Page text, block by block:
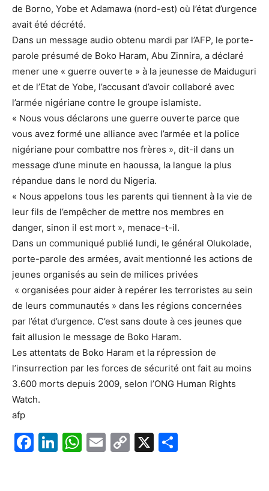
de Borno, Yobe et Adamawa (nord-est) où l’état d’urgence
avait été décrété.
Dans un message audio obtenu mardi par l’AFP, le porte-
parole présumé de Boko Haram, Abu Zinnira, a déclaré
mener une « guerre ouverte » à la jeunesse de Maiduguri
et de l’Etat de Yobe, l’accusant d’avoir collaboré avec
l’armée nigériane contre le groupe islamiste.
« Nous vous déclarons une guerre ouverte parce que
vous avez formé une alliance avec l’armée et la police
nigériane pour combattre nos frères », dit-il dans un
message d’une minute en haoussa, la langue la plus
répandue dans le nord du Nigeria.
« Nous appelons tous les parents qui tiennent à la vie de
leur fils de l’empêcher de mettre nos membres en
danger, sinon il est mort », menace-t-il.
Dans un communiqué publié lundi, le général Olukolade,
porte-parole des armées, avait mentionné les actions de
jeunes organisés au sein de milices privées
« organisées pour aider à repérer les terroristes au sein
de leurs communautés » dans les régions concernées
par l’état d’urgence. C’est sans doute à ces jeunes que
fait allusion le message de Boko Haram.
Les attentats de Boko Haram et la répression de
l’insurrection par les forces de sécurité ont fait au moins
3.600 morts depuis 2009, selon l’ONG Human Rights
Watch.
afp
F
Li W E
C
X